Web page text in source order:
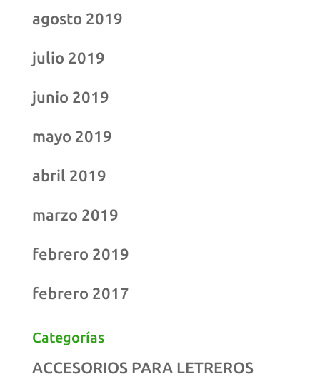
agosto 2019
julio 2019
junio 2019
mayo 2019
abril 2019
marzo 2019
febrero 2019
febrero 2017
Categorías
ACCESORIOS PARA LETREROS